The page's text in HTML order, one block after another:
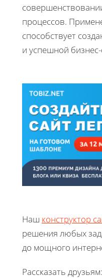
процессов.
способствует
и успешной
Наш конструктор
решения любых
до мощного
Рассказать друзьям: